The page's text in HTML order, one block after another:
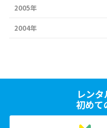
2005年
2004年
レン
初めて